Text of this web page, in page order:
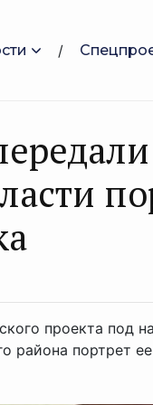
проекта под
района портрет